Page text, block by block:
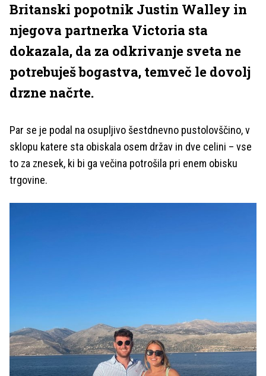
Britanski popotnik Justin Walley in
njegova partnerka Victoria sta
dokazala, da za odkrivanje sveta ne
potrebuješ bogastva, temveč le dovolj
drzne načrte.
Par se je podal na osupljivo šestdnevno pustolovščino, v
sklopu katere sta obiskala osem držav in dve celini – vse
to za znesek, ki bi ga večina potrošila pri enem obisku
trgovine.